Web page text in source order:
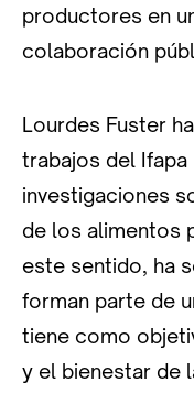
productores en
colaboración
Lourdes Fuster
trabajos del Ifapa
investigaciones
de los alimentos
este sentido, ha
forman parte de
tiene como
y el bienestar de